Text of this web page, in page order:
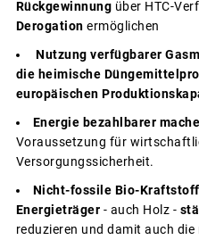
Rückgewinnung über HTC-
Derogation ermöglichen
Nutzung verfügbarer
die heimische
europäischen
Energie bezahlbarer
Voraussetzung für
Versorgungssicherheit.
Nicht-fossile Bio-
Energieträger - auch Holz -
reduzieren und damit auch